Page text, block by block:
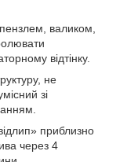
валиком,
відтінку.
не
зі
приблизно
через 4